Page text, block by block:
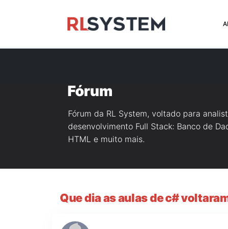
Fórum
Fórum da RL System, voltado para
desenvolvimento Full Stack: Banco de
HTML e muito mais.
Que dia as aulas de c#